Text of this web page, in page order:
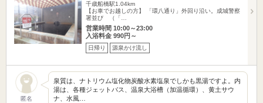
千歳船橋駅1.04km
【お車でお越しの方】 「環八通り」外回り沿い。成城警察
署並び （「…
営業時間 10:00～23:00
入浴料金 990円～
日帰り 源泉かけ流し
匿名
泉質は、ナトリウム塩化物炭酸水素塩泉でしかも黒湯ですよ。内
湯は、各種ジェットバス、温泉大浴槽（加温循環）、黄土サウ
ナ、水風…